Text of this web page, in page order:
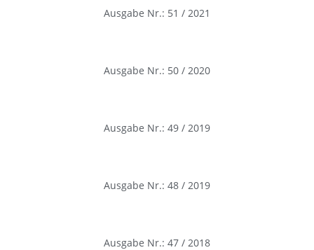
Ausgabe Nr.: 51 / 2021
Ausgabe Nr.: 50 / 2020
Ausgabe Nr.: 49 / 2019
Ausgabe Nr.: 48 / 2019
Ausgabe Nr.: 47 / 2018